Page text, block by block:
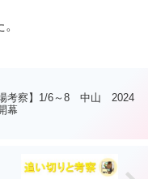
場考察】1/6～8 中山 2024
幕